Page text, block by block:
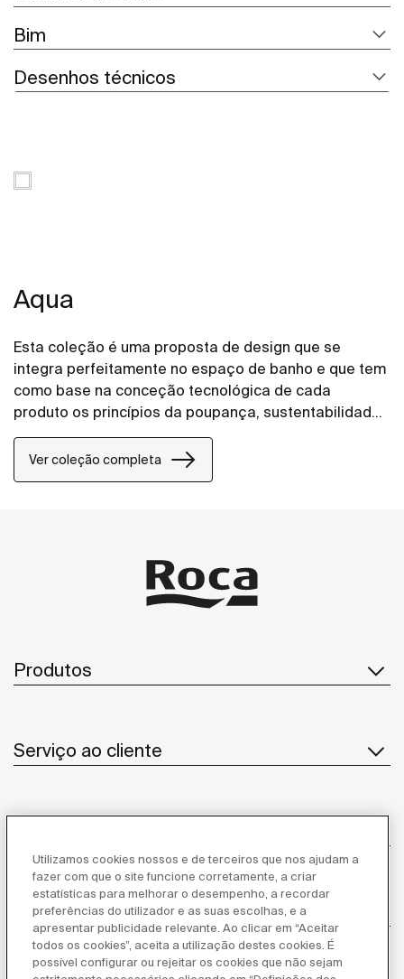
Bim
Desenhos técnicos
Aqua
Esta coleção é uma proposta de design que se
integra perfeitamente no espaço de banho e que tem
como base na conceção tecnológica de cada
produto os princípios da poupança, sustentabilidade
e integração.
Ver coleção completa
Produtos
Serviço ao cliente
Inspiração
Siga-nos
Utilizamos cookies nossos e de terceiros que nos ajudam a
fazer com que o site funcione corretamente, a criar
estatísticas para melhorar o desempenho, a recordar
preferências do utilizador e as suas escolhas, e a
apresentar publicidade relevante. Ao clicar em “Aceitar
todos os cookies”, aceita a utilização destes cookies. É
possível configurar ou rejeitar os cookies que não sejam